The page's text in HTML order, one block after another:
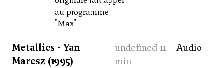
au programme
"Max"
Metallics - Yan
Maresz (1995)
undefined 11
min
Audio